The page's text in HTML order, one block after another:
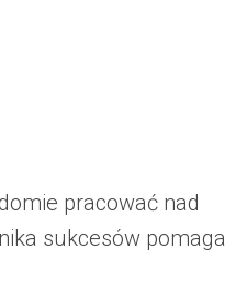
pracować nad
sukcesów pomaga